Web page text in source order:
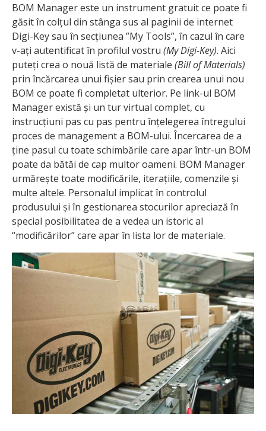
BOM Manager este un instrument gratuit ce poate fi
găsit în colțul din stânga sus al paginii de internet
Digi-Key sau în secțiunea ”My Tools”, în cazul în care
v-ați autentificat în profilul vostru (My Digi-Key). Aici
puteți crea o nouă listă de materiale (Bill of Materials)
prin încărcarea unui fișier sau prin crearea unui nou
BOM ce poate fi completat ulterior. Pe link-ul BOM
Manager există și un tur virtual complet, cu
instrucțiuni pas cu pas pentru înțelegerea întregului
proces de management a BOM-ului. Încercarea de a
ține pasul cu toate schimbările care apar într-un BOM
poate da bătăi de cap multor oameni. BOM Manager
urmărește toate modificările, iterațiile, comenzile și
multe altele. Personalul implicat în controlul
produsului și în gestionarea stocurilor apreciază în
special posibilitatea de a vedea un istoric al
“modificărilor” care apar în lista lor de materiale.